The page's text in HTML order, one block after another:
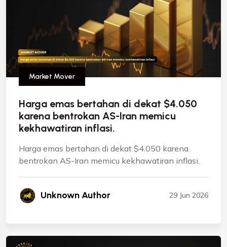
Market Mover
Harga emas bertahan di dekat $4.050
karena bentrokan AS-Iran memicu
kekhawatiran inflasi.
Harga emas bertahan di dekat $4.050 karena
bentrokan AS-Iran memicu kekhawatiran inflasi.
Unknown Author 29 Jun 2026